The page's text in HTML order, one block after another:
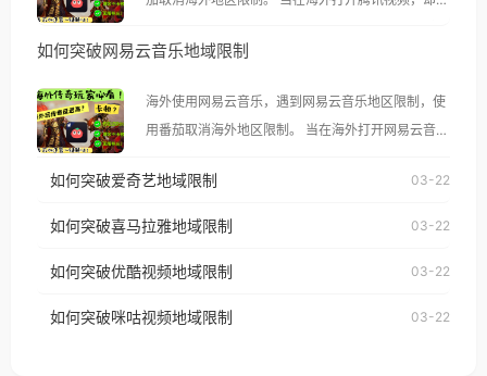
示语。 海外用户如香港、澳门、台湾、美国、加拿
像其他音乐平台一样，出现地区及版权限制问题，且
仅能在中国大陆地区播放。 遇到这个问题的朋友们，
使用番茄回国加速器，即可解决「海外用户收听腾讯
台湾、美国、加拿大、澳大利亚、欧洲等国家和地区
权限制所困扰。
如何突破网易云音乐地域限制
海外使用网易云音乐，遇到网易云音乐地区限制，使
用番茄取消海外地区限制。 当在海外打开网易云音
播放”的提示语。 海外用户如香港、澳门、台湾、美
国、加拿大、澳大利亚、欧洲等国家和地区时，网易
制问题，且仅能在中国大陆地区播放。 遇到这个问题
户收听网易云音乐地区版权限制」的问题，无论人在
如何突破爱奇艺地域限制 03-22
如何突破喜马拉雅地域限制 03-22
如何突破优酷视频地域限制 03-22
如何突破咪咕视频地域限制 03-22